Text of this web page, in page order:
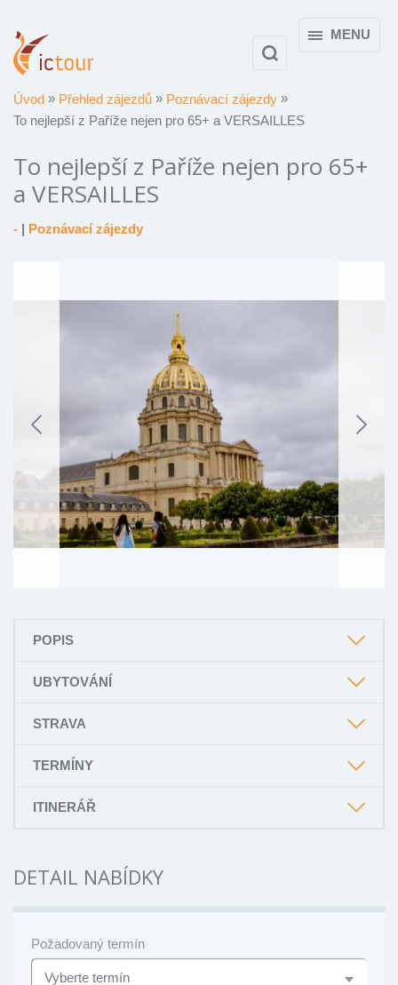
MENU
Úvod Přehled zájezdů
Poznávací zájezdy
To nejlepší z Paříže nejen pro 65+ a VERSAILLES
To nejlepší z Paříže nejen pro 65+
a VERSAILLES
- | Poznávací zájezdy
POPIS
UBYTOVÁNÍ
STRAVA
TERMÍNY
ITINERÁŘ
DETAIL NABÍDKY
Požadovaný termín